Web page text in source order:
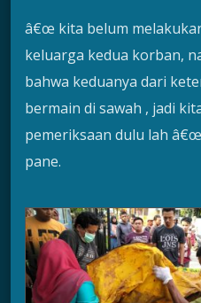
â€œ kita belum
keluarga kedua korban,
bahwa keduanya dari
bermain di sawah , jadi
pemeriksaan dulu lah
pane.